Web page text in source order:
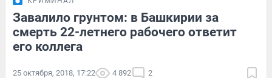
Завалило грунтом: в Башкирии за
смерть 22-летнего рабочего ответит
его коллега
25 октября, 2018, 17:22 4 892 2